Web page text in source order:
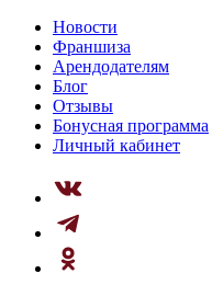
Новости
Франшиза
Арендодателям
Блог
Отзывы
Бонусная программа
Личный кабинет